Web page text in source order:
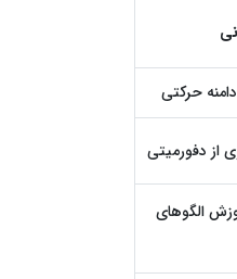
حرکتی
از دفورمیتی
الگوهای